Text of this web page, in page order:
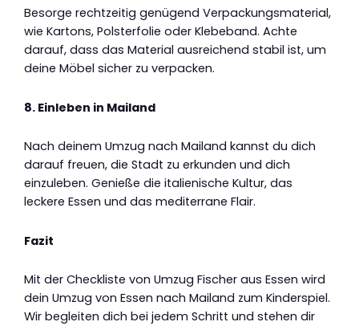
Besorge rechtzeitig genügend Verpackungsmaterial,
wie Kartons, Polsterfolie oder Klebeband. Achte
darauf, dass das Material ausreichend stabil ist, um
deine Möbel sicher zu verpacken.
8. Einleben in Mailand
Nach deinem Umzug nach Mailand kannst du dich
darauf freuen, die Stadt zu erkunden und dich
einzuleben. Genieße die italienische Kultur, das
leckere Essen und das mediterrane Flair.
Fazit
Mit der Checkliste von Umzug Fischer aus Essen wird
dein Umzug von Essen nach Mailand zum Kinderspiel.
Wir begleiten dich bei jedem Schritt und stehen dir